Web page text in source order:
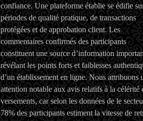
confiance. Une plateforme établie se édifie
périodes de qualité pratique, de transactions
protégées et de approbation client. Les
commentaires confirmés des participants
constituent une source d’information
révélant les points forts et faiblesses
d’un établissement en ligne. Nous attribuons
attention notable aux avis relatifs à la célérité
versements, car selon les données de le
78% des participants estiment la vitesse de